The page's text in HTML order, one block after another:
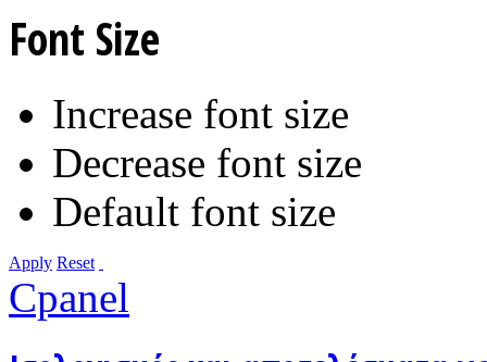
Font Size
Increase font size
Decrease font size
Default font size
Apply Reset
Cpanel